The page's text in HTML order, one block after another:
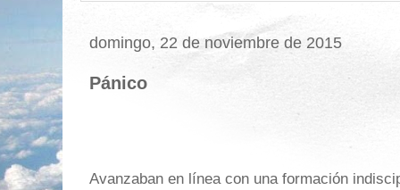
domingo, 22 de noviembre de 2015
Pánico
Avanzaban en línea con una formación